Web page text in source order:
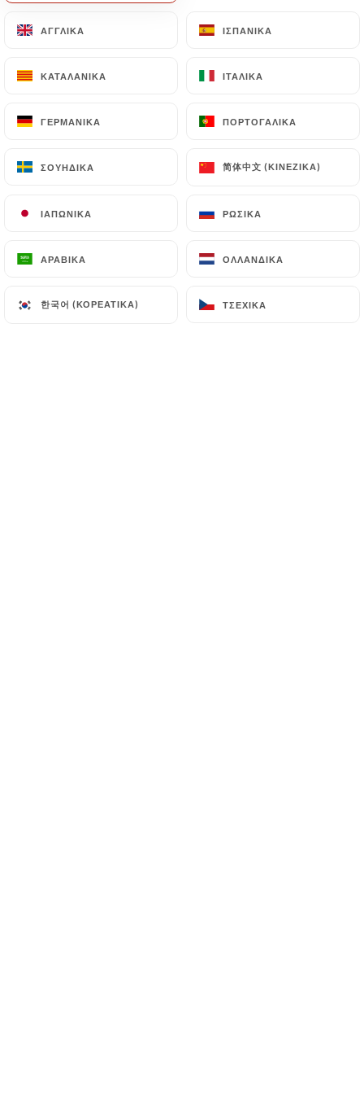
ΜΕΝΟΎ
ΑΓΓΛΙΚΆ ΙΣΠΑΝΙΚΆ
ΚΑΤΑΛΑΝΙΚΆ ΙΤΑΛΙΚΆ
ΓΕΡΜΑΝΙΚΆ ΠΟΡΤΟΓΑΛΙΚΆ
ΣΟΥΗΔΙΚΆ 简体中文 (ΚΙΝΈΖΙΚΑ)
ΙΑΠΩΝΙΚΆ ΡΩΣΙΚΆ
ΑΡΑΒΙΚΆ ΟΛΛΑΝΔΙΚΆ
한국어 (ΚΟΡΕΆΤΙΚΑ) ΤΣΈΧΙΚΑ
Φωτογραφίες
ΑΓΓΛΙΚΆ ΙΣΠΑΝΙΚΆ
ΚΑΤΑΛΑΝΙΚΆ ΙΤΑΛΙΚΆ
ΓΕΡΜΑΝΙΚΆ ΠΟΡΤΟΓΑΛΙΚΆ
ΣΟΥΗΔΙΚΆ 简体中文 (ΚΙΝΈΖΙΚΑ)
ΙΑΠΩΝΙΚΆ ΡΩΣΙΚΆ
ΑΡΑΒΙΚΆ ΟΛΛΑΝΔΙΚΆ
한국어 (ΚΟΡΕΆΤΙΚΑ) ΤΣΈΧΙΚΑ